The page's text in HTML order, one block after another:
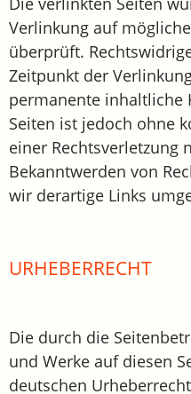
Verlinkung auf
überprüft.
Zeitpunkt der
permanente inhaltliche
Seiten ist jedoch ohne
einer Rechtsverletzung
Bekanntwerden von
wir derartige Links
URHEBERRECHT
Die durch die
und Werke auf diesen
deutschen